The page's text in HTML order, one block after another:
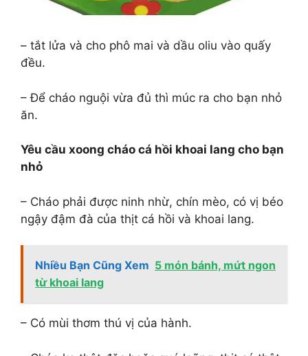
– tắt lửa và cho phô mai và dầu oliu vào quấy
đều.
– Để cháo nguội vừa đủ thì múc ra cho bạn nhỏ
ăn.
Yêu cầu xoong cháo cá hồi khoai lang cho bạn
nhỏ
– Cháo phải được ninh nhừ, chín mèo, có vị béo
ngậy đậm đà của thịt cá hồi và khoai lang.
Nhiều Bạn Cũng Xem 5 món bánh, mứt ngon
từ khoai lang
– Có mùi thơm thú vị của hành.